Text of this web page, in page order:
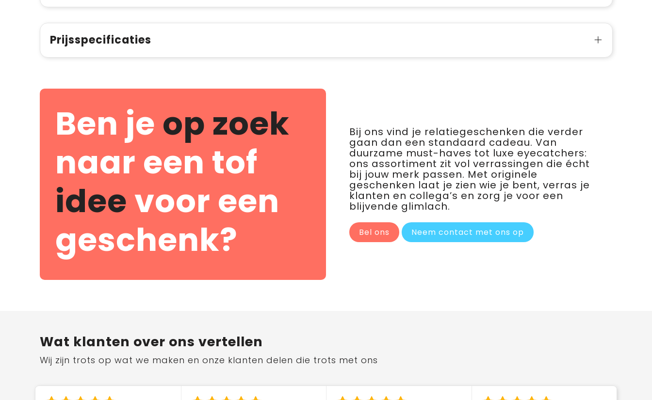
Prijsspecificaties
Ben je op zoek
naar een tof
ideevoor een
geschenk?
Bij ons vind je relatiegeschenken die verder
gaan dan een standaard cadeau. Van
duurzame must-haves tot luxe eyecatchers:
ons assortiment zit vol verrassingen die écht
bij jouw merk passen. Met originele
geschenken laat je zien wie je bent, verras je
klanten en collega’s en zorg je voor een
blijvende glimlach.
Bel ons Neem contact met ons op
Wat klanten over ons vertellen
Wij zijn trots op wat we maken en onze klanten delen die trots met ons